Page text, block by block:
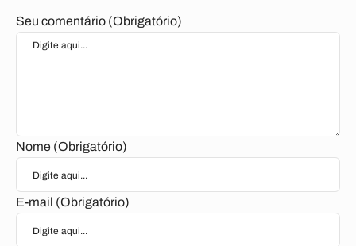
Seu comentário (Obrigatório)
Nome (Obrigatório)
E-mail (Obrigatório)